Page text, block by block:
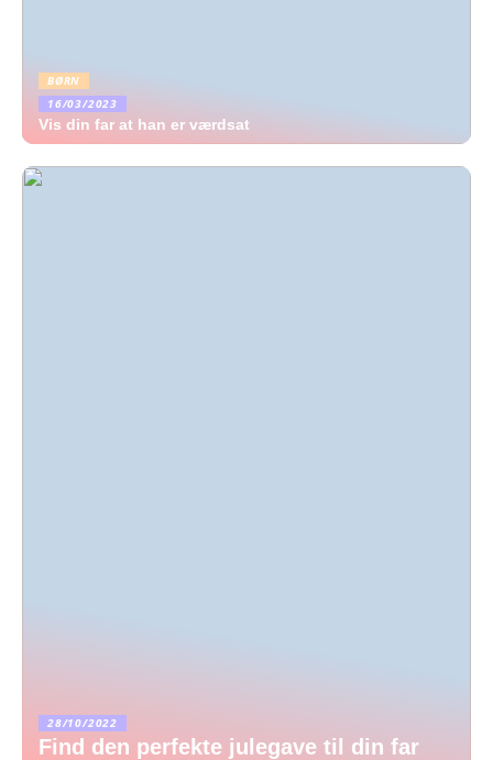
BØRN
16/03/2023
Vis din far at han er værdsat
28/10/2022
Find den perfekte julegave til din far